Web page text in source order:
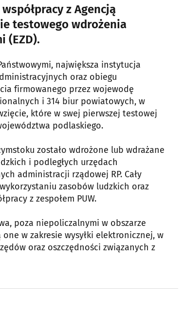
z Agencją
testowego wdrożenia
(EZD).
największa instytucja
oraz obiegu
firmowanego przez wojewodę
i 314 biur powiatowych, w
które w swej pierwszej testowej
podlaskiego.
zostało wdrożone lub wdrażane
i podległych urzędach
administracji rządowej RP. Cały
zasobów ludzkich oraz
z zespołem PUW.
poza niepoliczalnymi w obszarze
w zakresie wysyłki elektronicznej, w
oraz oszczędności związanych z